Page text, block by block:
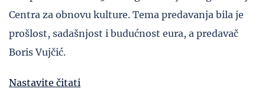
Centra za obnovu kulture. Tema predavanja bila je
prošlost, sadašnjost i budućnost eura, a predavač
Boris Vujčić.
Nastavite čitati